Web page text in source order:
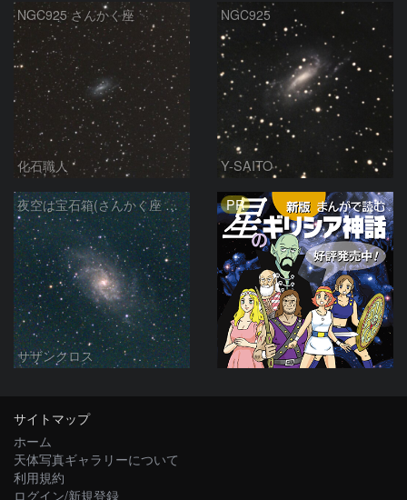
NGC925 さんかく座
化石職人
NGC925
Y-SAITO
夜空は宝石箱(さんかく座 M33) Seestar50
サザンクロス
PR
サイトマップ
ホーム
天体写真ギャラリーについて
利用規約
ログイン/新規登録